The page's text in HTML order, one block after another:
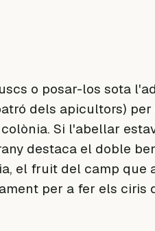
o posar-los sota
dels apicultors)
Si l'abellar
destaca el doble
el fruit del camp que
per a fer els ciris